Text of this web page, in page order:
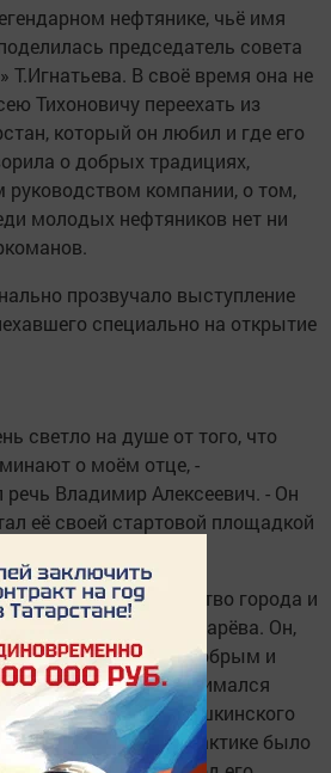
нефтянике, чьё имя
председатель совета
Т.Игнатьева. В своё время она не
Тихоновичу переехать из
который он любил и где его
о добрых традициях,
компании, о том,
молодых нефтяников нет ни
прозвучало выступление
специально на открытие
светло на душе от того, что
о моём отце, -
речь Владимир Алексеевич. - Он
её своей стартовой площадкой
дождя руководство города и
цветы к бюсту А.Шмарёва. Он,
легендой, добрым и
ему энергией занимался
и разработкой Ромашкинского
в мировой практике было